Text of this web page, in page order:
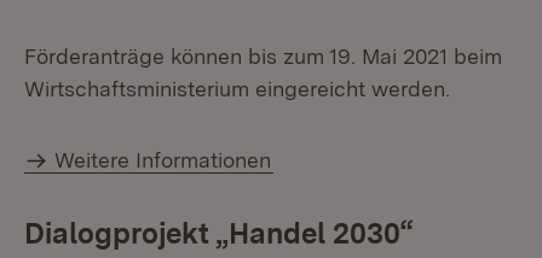
Förderanträge können bis zum 19. Mai 2021 beim
Wirtschaftsministerium eingereicht werden.
Weitere Informationen
Dialogprojekt „Handel 2030“